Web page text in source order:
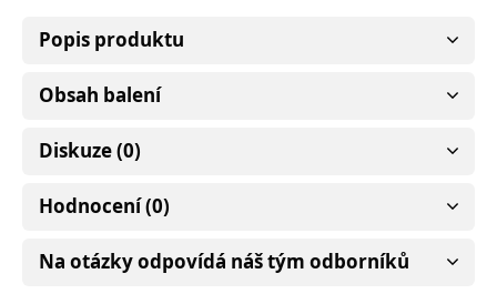
Popis produktu
Obsah balení
Diskuze (0)
Hodnocení (0)
Na otázky odpovídá náš tým odborníků